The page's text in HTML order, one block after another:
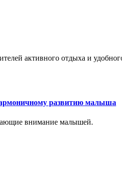
активного отдыха и
развитию малыша
внимание малышей.